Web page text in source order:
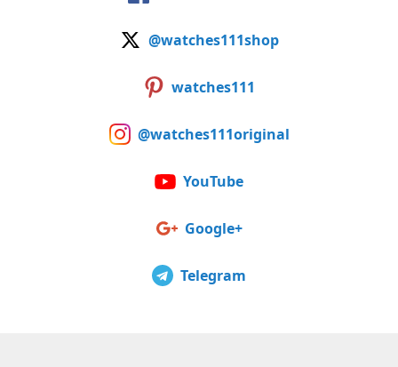
@watches111shop
watches111
@watches111original
YouTube
Google+
Telegram